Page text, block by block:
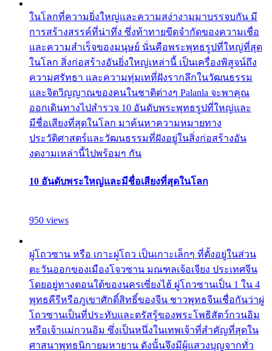
ในโลกที่ความยิ่งใหญ่และความสง่างามมาบรรจบกัน มี
การสร้างสรรค์ที่น่าทึ่ง ซึ่งท้าทายขีดจำกัดของความเชื่อ
และความสำเร็จของมนุษย์ นั่นคือพระพุทธรูปที่ใหญ่ที่สุด
ในโลก สิ่งก่อสร้างอันยิ่งใหญ่เหล่านี้ เป็นเครื่องพิสูจน์ถึง
ความศรัทธา และความทุ่มเทที่ฝังรากลึกในวัฒนธรรม
และจิตวิญญาณของคนในชาติต่างๆ Palanla จะพาคุณ
ออกเดินทางไปสำรวจ 10 อันดับพระพุทธรูปที่ใหญ่และ
มีชื่อเสียงที่สุดในโลก มาค้นหาความหมายทาง
ประวัติศาสตร์และวัฒนธรรมที่ฝังอยู่ในสิ่งก่อสร้างอัน
งดงามเหล่านี้ไปพร้อมๆ กัน
10 อันดับพระใหญ่และมีชื่อเสียงที่สุดในโลก
950 views
ผู่โถวซาน หรือ เกาะผู่โถว เป็นเกาะเล็กๆ ที่ตั้งอยู่ในส่วน
ตะวันออกของเมืองโจวซาน มณฑลเจ้อเจียง ประเทศจีน
โดยอยู่ทางตอนใต้ของนครเซี่ยงไฮ้ ผู่โถวซานเป็น 1 ใน 4
พุทธคีรีหรือภูเขาศักดิ์สิทธิ์ของจีน ชาวพุทธจีนเชื่อกันว่าผู่
โถวซานเป็นที่ประทับและตรัสรู้ของพระโพธิสัตว์กวนอิม
หรือเจ้าแม่กวนอิม ซึ่งเป็นหนึ่งในเทพเจ้าที่สำคัญที่สุดใน
ศาสนาพุทธนิกายมหายาน ดังนั้นจึงมีผู้แสวงบุญจากทั่ว